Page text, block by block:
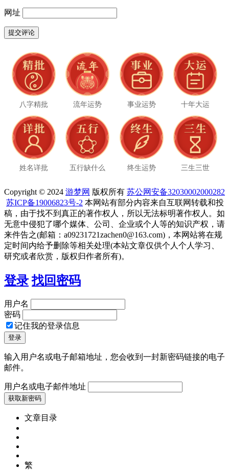
网址
八字精批 流年运势 事业运势 十年大运
姓名详批 五行缺什么 终生运势 三生三世
Copyright © 2024 游梦网 版权所有 苏公网安备32030002000282
苏ICP备19006823号-2 本网站有部分内容来自互联网转载和投
稿，由于找不到真正的著作权人，所以无法标明著作权人。如
无意中侵犯了哪个媒体、公司、企业或个人等的知识产权，请
来件告之(邮箱：a09231721zachen0@163.com)，本网站将在规
定时间内给予删除等相关处理(本站文章仅供个人个人学习、
研究或者欣赏，版权归作者所有)。
登录 找回密码
用户名
密码
记住我的登录信息
输入用户名或电子邮箱地址，您会收到一封新密码链接的电子
邮件。
用户名或电子邮件地址
文章目录
繁